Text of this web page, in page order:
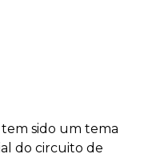
tem sido um tema
do circuito de